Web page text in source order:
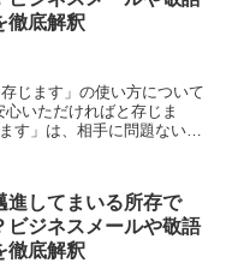
徹底解釈
じます」の使い方について
いただければと存じま
す」は、相手に問題ないの
進してまいる所存で
ビジネスメールや敬語
徹底解釈